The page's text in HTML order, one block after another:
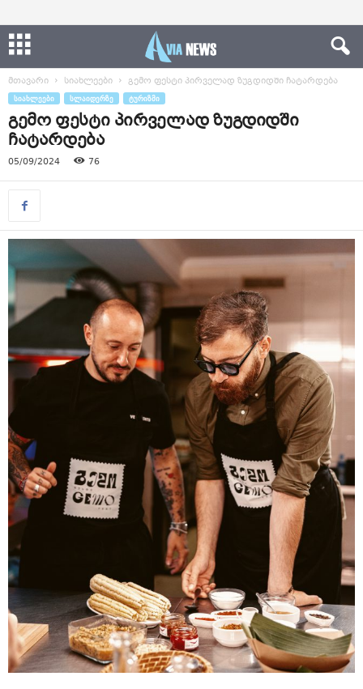
მთავარი სიახლეები გემო ფესტი პირველად ზუგდიდში ჩატარდება
ᲡᲘᲐᲮᲚᲔᲔᲑᲘ ᲡᲚᲐᲘᲓᲔᲠᲖᲔ ᲢᲣᲠᲘᲖᲛᲘ
გემო ფესტი პირველად ზუგდიდში
ჩატარდება
05/09/2024 76